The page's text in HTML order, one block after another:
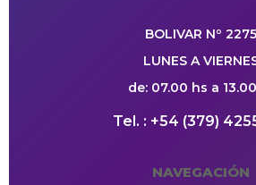
BOLIVAR Nº 2275
LUNES A
de: 07.00 hs a
Tel. : +54 (379)
NAVEGACIÓN